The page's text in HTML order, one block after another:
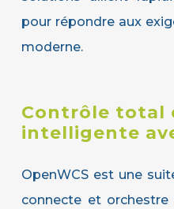
pour répondre aux
moderne.
Contrôle total
intelligente
OpenWCS est une
connecte et